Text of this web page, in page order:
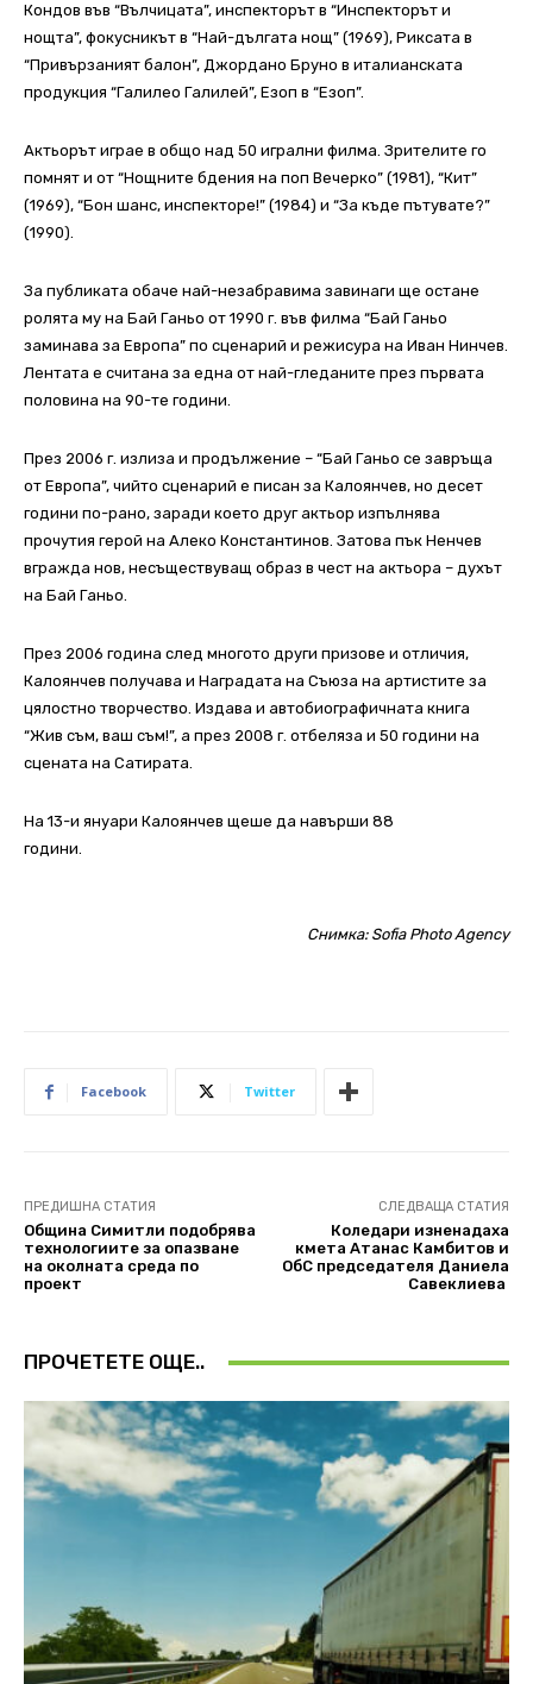
Кондов във “Вълчицата”, инспекторът в “Инспекторът и
нощта”, фокусникът в “Най-дългата нощ” (1969), Риксата в
“Привързаният балон”, Джордано Бруно в италианската
продукция “Галилео Галилей”, Езоп в “Езоп”.
Актьорът играе в общо над 50 игрални филма. Зрителите го
помнят и от “Нощните бдения на поп Вечерко” (1981), “Кит”
(1969), “Бон шанс, инспекторе!” (1984) и “За къде пътувате?”
(1990).
За публиката обаче най-незабравима завинаги ще остане
ролята му на Бай Ганьо от 1990 г. във филма “Бай Ганьо
заминава за Европа” по сценарий и режисура на Иван Нинчев.
Лентата е считана за една от най-гледаните през първата
половина на 90-те години.
През 2006 г. излиза и продължение – “Бай Ганьо се завръща
от Европа”, чийто сценарий е писан за Калоянчев, но десет
години по-рано, заради което друг актьор изпълнява
прочутия герой на Алеко Константинов. Затова пък Ненчев
вгражда нов, несъществуващ образ в чест на актьора – духът
на Бай Ганьо.
През 2006 година след многото други призове и отличия,
Калоянчев получава и Наградата на Съюза на артистите за
цялостно творчество. Издава и автобиографичната книга
“Жив съм, ваш съм!”, а през 2008 г. отбеляза и 50 години на
сцената на Сатирата.
На 13-и януари Калоянчев щеше да навърши 88
години.
Снимка: Sofia Photo Agency
Facebook Twitter
ПРЕДИШНА СТАТИЯ
Община Симитли подобрява
технологиите за опазване
на околната среда по
проект
СЛЕДВАЩА СТАТИЯ
Коледари изненадаха
кмета Атанас Камбитов и
ОбС председателя Даниела
Савеклиева
ПРОЧЕТЕТЕ ОЩЕ..